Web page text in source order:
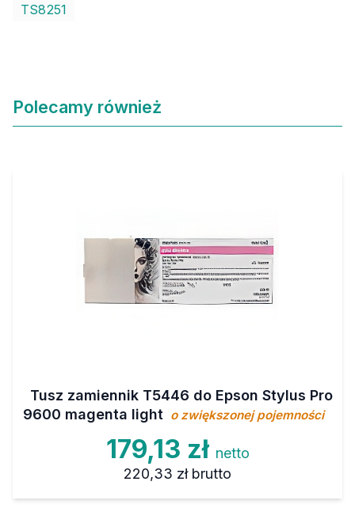
TS8251
Polecamy również
Tusz zamiennik T5446 do Epson Stylus Pro
9600 magenta light o zwiększonej pojemności
179,13 zł netto
220,33 zł brutto